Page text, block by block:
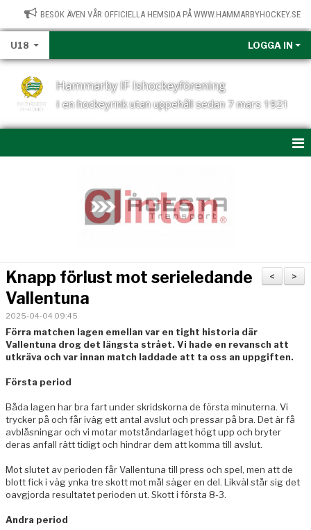
BESÖK ÄVEN VÅR OFFICIELLA HEMSIDA PÅ WWW.HAMMARBYHOCKEY.SE
U18 LOGGA IN
Hammarby IF Ishockeyförening
I en hockeyrink utan uppehåll sedan 7 mars 1921
U18-TRUPPEN
BILDGALLERI
KONTAKT
>
<
Knapp förlust mot serieledande
Vallentuna
2025-04-04 09:45
Förra matchen lagen emellan var en tight historia där
Vallentuna drog det längsta strået. Vi hade en revansch att
utkräva och var innan match laddade att ta oss an uppgiften.
Första period
Båda lagen har bra fart under skridskorna de första minuterna. Vi
trycker på och får iväg ett antal avslut och pressar på bra. Det är få
avblåsningar och vi motar motståndarlaget högt upp och bryter
deras anfall rätt tidigt och hindrar dem att komma till avslut.
Mot slutet av perioden får Vallentuna till press och spel, men att de
blott fick i väg ynka tre skott mot mål säger en del. Likväl står sig det
oavgjorda resultatet perioden ut. Skott i första 8-3.
Andra period